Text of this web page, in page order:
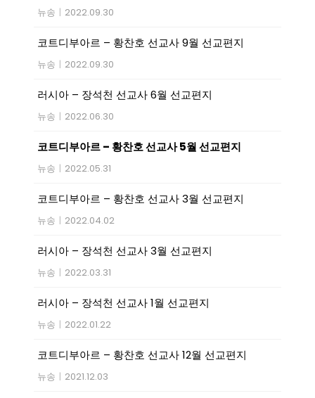
뉴송 | 2022.09.30
코트디부아르 – 황찬호 선교사 9월 선교편지
뉴송 | 2022.09.30
러시아 – 장석천 선교사 6월 선교편지
뉴송 | 2022.06.30
코트디부아르 – 황찬호 선교사 5월 선교편지
뉴송 | 2022.05.31
코트디부아르 – 황찬호 선교사 3월 선교편지
뉴송 | 2022.04.02
러시아 – 장석천 선교사 3월 선교편지
뉴송 | 2022.03.31
러시아 – 장석천 선교사 1월 선교편지
뉴송 | 2022.01.22
코트디부아르 – 황찬호 선교사 12월 선교편지
뉴송 | 2021.12.03